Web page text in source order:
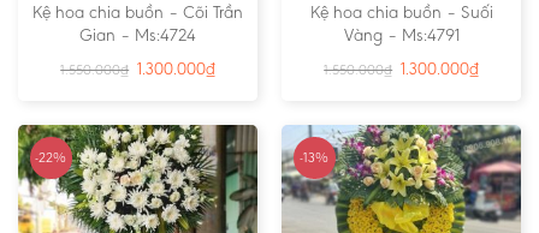
Kệ hoa chia buồn – Cõi Trần
Gian – Ms:4724
1.550.000₫ 1.300.000₫
Kệ hoa chia buồn – Suối
Vàng – Ms:4791
1.550.000₫ 1.300.000₫
-22% -13%